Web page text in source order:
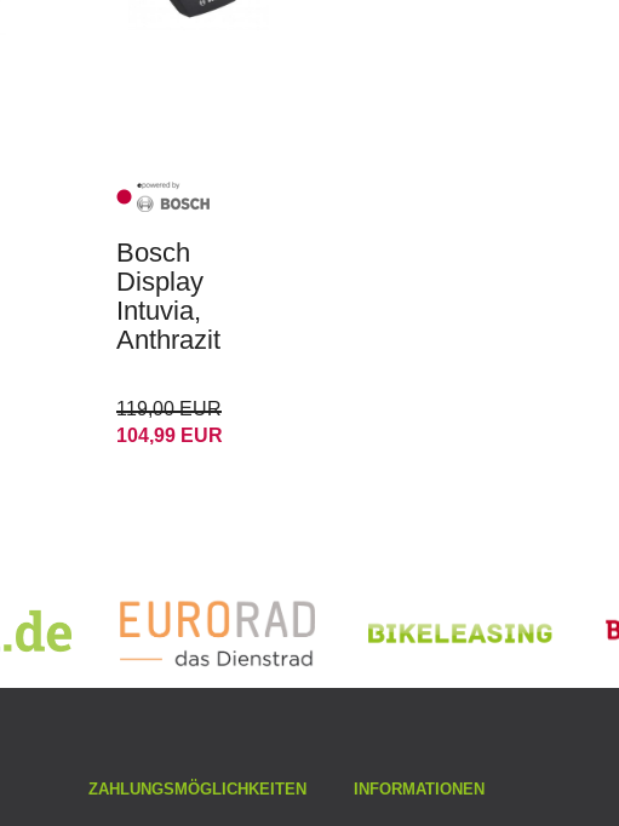
Bosch
Display
Intuvia,
Anthrazit
119,00 EUR
104,99 EUR
ZAHLUNGSMÖGLICHKEITEN INFORMATIONEN